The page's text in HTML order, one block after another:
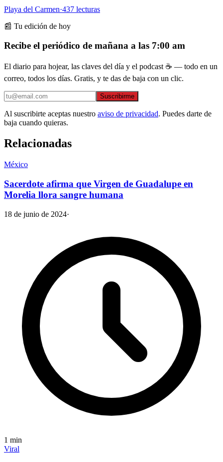
Playa del Carmen·437 lecturas
📰 Tu edición de hoy
Recibe el periódico de mañana a las 7:00 am
El diario para hojear, las claves del día y el podcast ☕ — todo en un
correo, todos los días. Gratis, y te das de baja con un clic.
Suscribirme
Al suscribirte aceptas nuestro aviso de privacidad. Puedes darte de
baja cuando quieras.
Relacionadas
México
Sacerdote afirma que Virgen de Guadalupe en
Morelia llora sangre humana
18 de junio de 2024·
1 min
Viral